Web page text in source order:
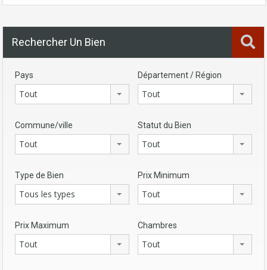
Rechercher Un Bien
Pays
Tout
Département / Région
Tout
Commune/ville
Tout
Statut du Bien
Tout
Type de Bien
Tous les types
Prix Minimum
Tout
Prix Maximum
Tout
Chambres
Tout